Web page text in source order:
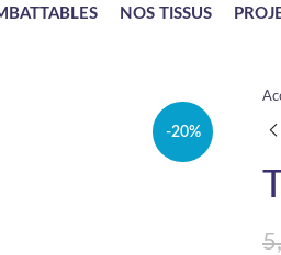
NOS TISSUS
-20%